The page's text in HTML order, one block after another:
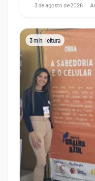
3 de agosto de 2026
3 min. leitura